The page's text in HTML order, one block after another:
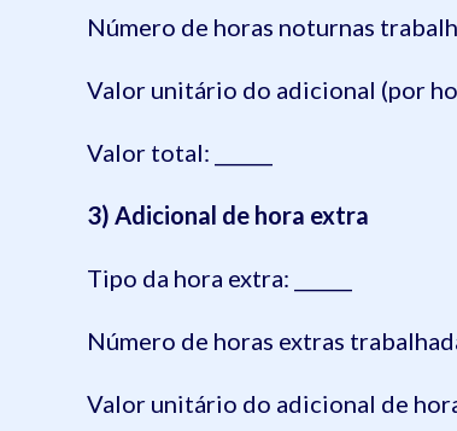
Número de horas noturnas
Valor unitário do adicional (por
Valor total: ______
3) Adicional de hora extra
Tipo da hora extra: ______
Número de horas extras
Valor unitário do adicional de hora